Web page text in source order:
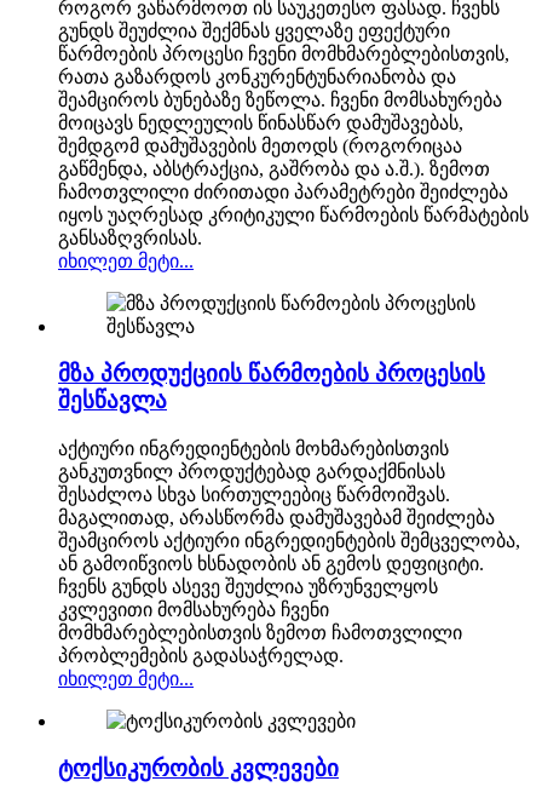
როგორ ვაწარმოოთ ის საუკეთესო ფასად. ჩვენს
გუნდს შეუძლია შექმნას ყველაზე ეფექტური
წარმოების პროცესი ჩვენი მომხმარებლებისთვის,
რათა გაზარდოს კონკურენტუნარიანობა და
შეამციროს ბუნებაზე ზეწოლა. ჩვენი მომსახურება
მოიცავს ნედლეულის წინასწარ დამუშავებას,
შემდგომ დამუშავების მეთოდს (როგორიცაა
გაწმენდა, აბსტრაქცია, გაშრობა და ა.შ.). ზემოთ
ჩამოთვლილი ძირითადი პარამეტრები შეიძლება
იყოს უაღრესად კრიტიკული წარმოების წარმატების
განსაზღვრისას.
იხილეთ მეტი...
მზა პროდუქციის წარმოების პროცესის
შესწავლა
აქტიური ინგრედიენტების მოხმარებისთვის
განკუთვნილ პროდუქტებად გარდაქმნისას
შესაძლოა სხვა სირთულეებიც წარმოიშვას.
მაგალითად, არასწორმა დამუშავებამ შეიძლება
შეამციროს აქტიური ინგრედიენტების შემცველობა,
ან გამოიწვიოს ხსნადობის ან გემოს დეფიციტი.
ჩვენს გუნდს ასევე შეუძლია უზრუნველყოს
კვლევითი მომსახურება ჩვენი
მომხმარებლებისთვის ზემოთ ჩამოთვლილი
პრობლემების გადასაჭრელად.
იხილეთ მეტი...
ტოქსიკურობის კვლევები